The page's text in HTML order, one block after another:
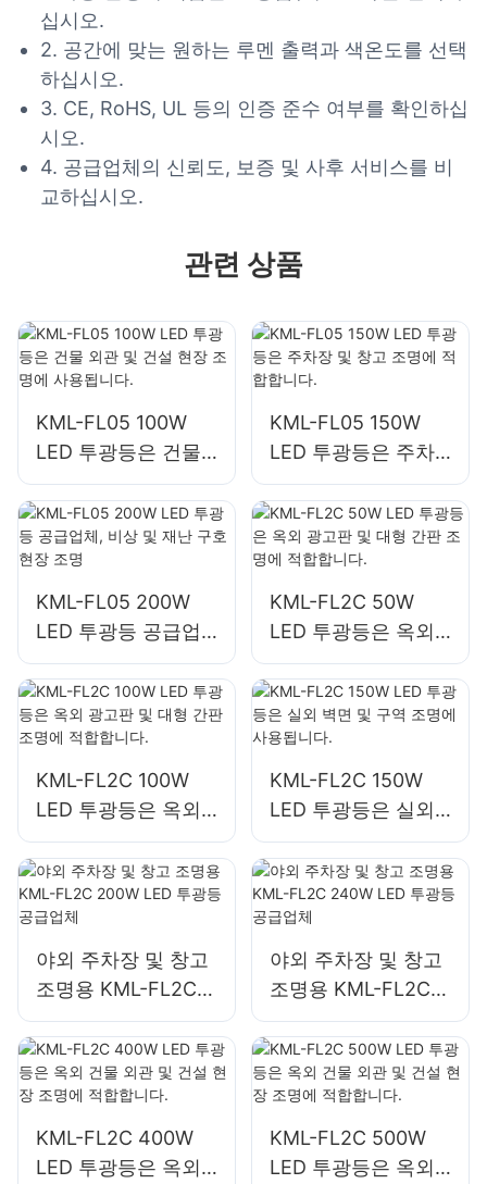
십시오.
2. 공간에 맞는 원하는 루멘 출력과 색온도를 선택
하십시오.
3. CE, RoHS, UL 등의 인증 준수 여부를 확인하십
시오.
4. 공급업체의 신뢰도, 보증 및 사후 서비스를 비
교하십시오.
관련 상품
KML-FL05 100W
LED 투광등은 건물
외관 및 건설 현장 조
명에 사용됩니다.
KML-FL05 150W
LED 투광등은 주차
장 및 창고 조명에 적
합합니다.
KML-FL05 200W
LED 투광등 공급업
체, 비상 및 재난 구
호 현장 조명
KML-FL2C 50W
LED 투광등은 옥외
광고판 및 대형 간판
조명에 적합합니다.
KML-FL2C 100W
LED 투광등은 옥외
광고판 및 대형 간판
조명에 적합합니다.
KML-FL2C 150W
LED 투광등은 실외
벽면 및 구역 조명에
사용됩니다.
야외 주차장 및 창고
조명용 KML-FL2C
200W LED 투광등
공급업체
야외 주차장 및 창고
조명용 KML-FL2C
240W LED 투광등
공급업체
KML-FL2C 400W
LED 투광등은 옥외
KML-FL2C 500W
LED 투광등은 옥외